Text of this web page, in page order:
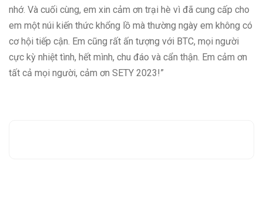
nhớ. Và cuối cùng, em xin cảm ơn trại hè vì đã cung cấp cho
em một núi kiến thức khổng lồ mà thường ngày em không có
cơ hội tiếp cận. Em cũng rất ấn tượng với BTC, mọi người
cực kỳ nhiệt tình, hết mình, chu đáo và cẩn thận. Em cảm ơn
tất cả mọi người, cảm ơn SETY 2023!”